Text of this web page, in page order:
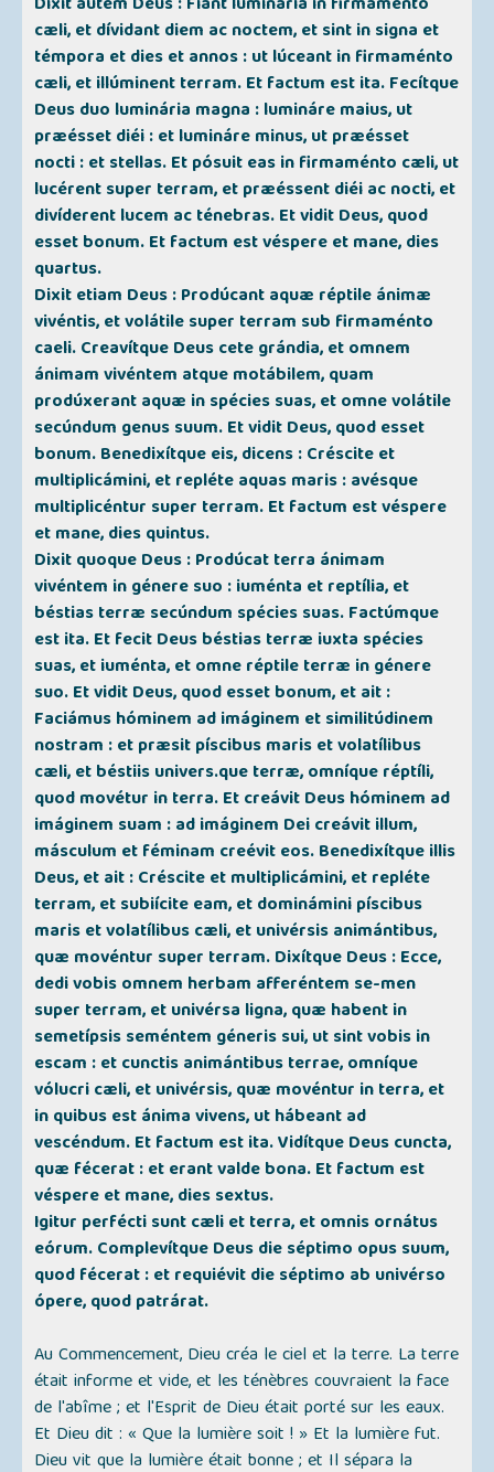
cæli, et dívidant diem ac noctem, et sint in signa et
témpora et dies et annos : ut lúceant in firmaménto
cæli, et illúminent terram. Et factum est ita. Fecítque
Deus duo luminária magna : lumináre maius, ut
præésset diéi : et lumináre minus, ut præésset
nocti : et stellas. Et pósuit eas in firmaménto cæli, ut
lucérent super terram, et præéssent diéi ac nocti, et
divíderent lucem ac ténebras. Et vidit Deus, quod
esset bonum. Et factum est véspere et mane, dies
quartus.
Dixit etiam Deus : Prodúcant aquæ réptile ánimæ
vivéntis, et volátile super terram sub firmaménto
caeli. Creavítque Deus cete grándia, et omnem
ánimam vivéntem atque motábilem, quam
prodúxerant aquæ in spécies suas, et omne volátile
secúndum genus suum. Et vidit Deus, quod esset
bonum. Benedixítque eis, dicens : Créscite et
multiplicámini, et repléte aquas maris : avésque
multiplicéntur super terram. Et factum est véspere
et mane, dies quintus.
Dixit quoque Deus : Prodúcat terra ánimam
vivéntem in génere suo : iuménta et reptília, et
béstias terræ secúndum spécies suas. Factúmque
est ita. Et fecit Deus béstias terræ iuxta spécies
suas, et iuménta, et omne réptile terræ in génere
suo. Et vidit Deus, quod esset bonum, et ait :
Faciámus hóminem ad imáginem et similitúdinem
nostram : et præsit píscibus maris et volatílibus
cæli, et béstiis univers.que terræ, omníque réptíli,
quod movétur in terra. Et creávit Deus hóminem ad
imáginem suam : ad imáginem Dei creávit illum,
másculum et féminam creévit eos. Benedixítque illis
Deus, et ait : Créscite et multiplicámini, et repléte
terram, et subiícite eam, et dominámini píscibus
maris et volatílibus cæli, et univérsis animántibus,
quæ movéntur super terram. Dixítque Deus : Ecce,
dedi vobis omnem herbam afferéntem se-men
super terram, et univérsa ligna, quæ habent in
semetípsis seméntem géneris sui, ut sint vobis in
escam : et cunctis animántibus terrae, omníque
vólucri cæli, et univérsis, quæ movéntur in terra, et
in quibus est ánima vivens, ut hábeant ad
vescéndum. Et factum est ita. Vidítque Deus cuncta,
quæ fécerat : et erant valde bona. Et factum est
véspere et mane, dies sextus.
Igitur perfécti sunt cæli et terra, et omnis ornátus
eórum. Complevítque Deus die séptimo opus suum,
quod fécerat : et requiévit die séptimo ab univérso
ópere, quod patrárat.
Au Commencement, Dieu créa le ciel et la terre. La terre
était informe et vide, et les ténèbres couvraient la face
de l'abîme ; et l'Esprit de Dieu était porté sur les eaux.
Et Dieu dit : « Que la lumière soit ! » Et la lumière fut.
Dieu vit que la lumière était bonne ; et Il sépara la